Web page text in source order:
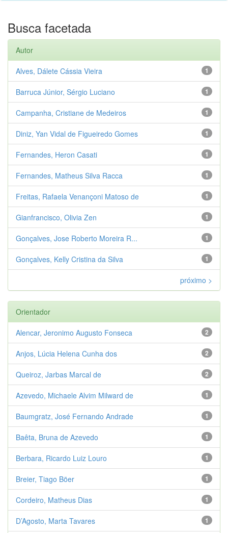
Busca facetada
Autor
1
Alves, Dálete Cássia Vieira
1
Barruca Júnior, Sérgio Luciano
1
Campanha, Cristiane de Medeiros
1
Diniz, Yan Vidal de Figueiredo Gomes
1
Fernandes, Heron Casati
1
Fernandes, Matheus Silva Racca
1
Freitas, Rafaela Venançoni Matoso de
1
Gianfrancisco, Olivia Zen
1
Gonçalves, Jose Roberto Moreira R...
1
Gonçalves, Kelly Cristina da Silva
próximo >
Orientador
2
Alencar, Jeronimo Augusto Fonseca
2
Anjos, Lúcia Helena Cunha dos
2
Queiroz, Jarbas Marcal de
1
Azevedo, Michaele Alvim Milward de
1
Baumgratz, José Fernando Andrade
1
Baêta, Bruna de Azevedo
1
Berbara, Ricardo Luiz Louro
1
Breier, Tiago Böer
1
Cordeiro, Matheus Dias
1
D’Agosto, Marta Tavares